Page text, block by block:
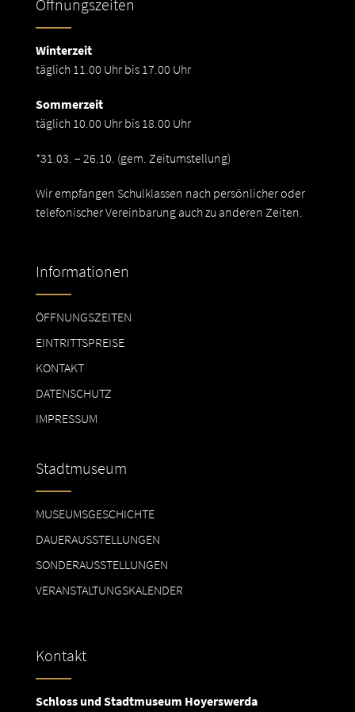
Öffnungszeiten
Winterzeit
täglich 11.00 Uhr bis 17.00 Uhr
Sommerzeit
täglich 10.00 Uhr bis 18.00 Uhr
*31.03. – 26.10. (gem. Zeitumstellung)
Wir empfangen Schulklassen nach persönlicher oder
telefonischer Vereinbarung auch zu anderen Zeiten.
Informationen
ÖFFNUNGSZEITEN
EINTRITTSPREISE
KONTAKT
DATENSCHUTZ
IMPRESSUM
Stadtmuseum
MUSEUMSGESCHICHTE
DAUERAUSSTELLUNGEN
SONDERAUSSTELLUNGEN
VERANSTALTUNGSKALENDER
Kontakt
Schloss und Stadtmuseum Hoyerswerda